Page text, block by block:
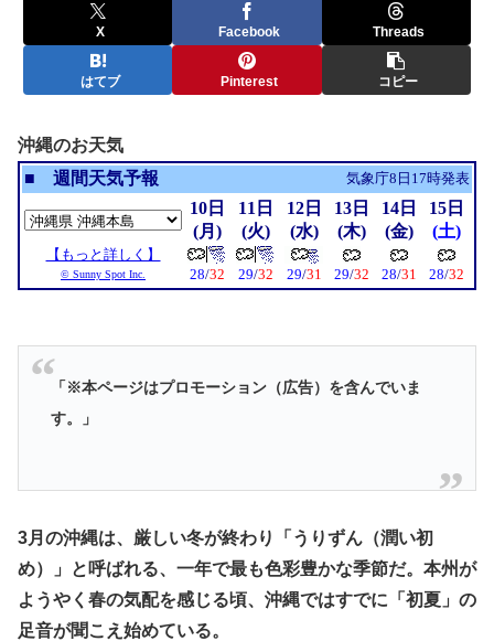
X Facebook Threads
はてブ Pinterest コピー
沖縄のお天気
「※本ページはプロモーション（広告）を含んでいま
す。」
3月の沖縄は、厳しい冬が終わり「うりずん（潤い初
め）」と呼ばれる、一年で最も色彩豊かな季節だ。本州が
ようやく春の気配を感じる頃、沖縄ではすでに「初夏」の
足音が聞こえ始めている。